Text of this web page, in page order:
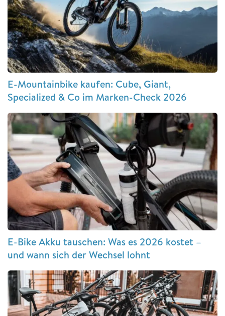
E-Mountainbike kaufen: Cube, Giant,
Specialized & Co im Marken-Check 2026
E-Bike Akku tauschen: Was es 2026 kostet –
und wann sich der Wechsel lohnt